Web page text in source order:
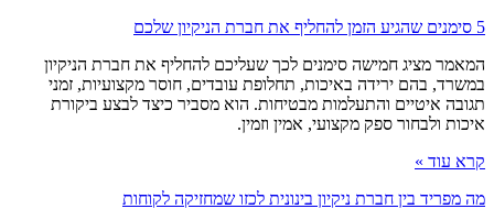
5 סימנים שהגיע הזמן להחליף את חברת הניקיון שלכם
המאמר מציג חמישה סימנים לכך שעליכם להחליף את חברת הניקיון
במשרד, בהם ירידה באיכות, תחלופת עובדים, חוסר מקצועיות, זמני
תגובה איטיים והתעלמות מבטיחות. הוא מסביר כיצד לבצע ביקורת
איכות ולבחור ספק מקצועי, אמין וזמין.
קרא עוד »
מה מפריד בין חברת ניקיון בינונית לכזו שמחזיקה לקוחות